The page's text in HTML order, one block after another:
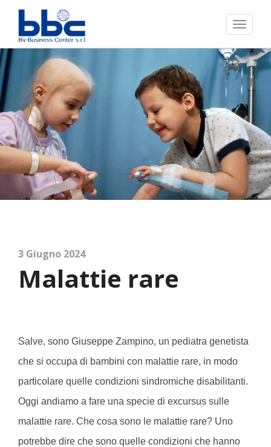
Toggle
3 Giugno 2024
Malattie rare
Salve, sono Giuseppe Zampino, un pediatra genetista
che si occupa di bambini con malattie rare, in modo
particolare quelle condizioni sindromiche disabilitanti.
Oggi andiamo a fare una specie di excursus sulle
malattie rare. Che cosa sono le malattie rare? Uno
potrebbe dire che sono quelle condizioni che hanno